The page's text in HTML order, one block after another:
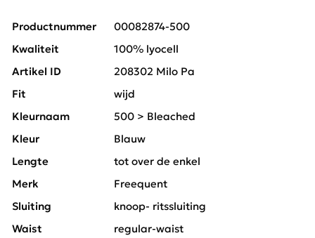
Productnummer
00082874-500
Kwaliteit
100% lyocell
Artikel ID
208302 Milo Pa
Fit
wijd
Kleurnaam
500 > Bleached
Kleur
Blauw
Lengte
tot over de enkel
Merk
Freequent
Sluiting
knoop- ritssluiting
Waist
regular-waist